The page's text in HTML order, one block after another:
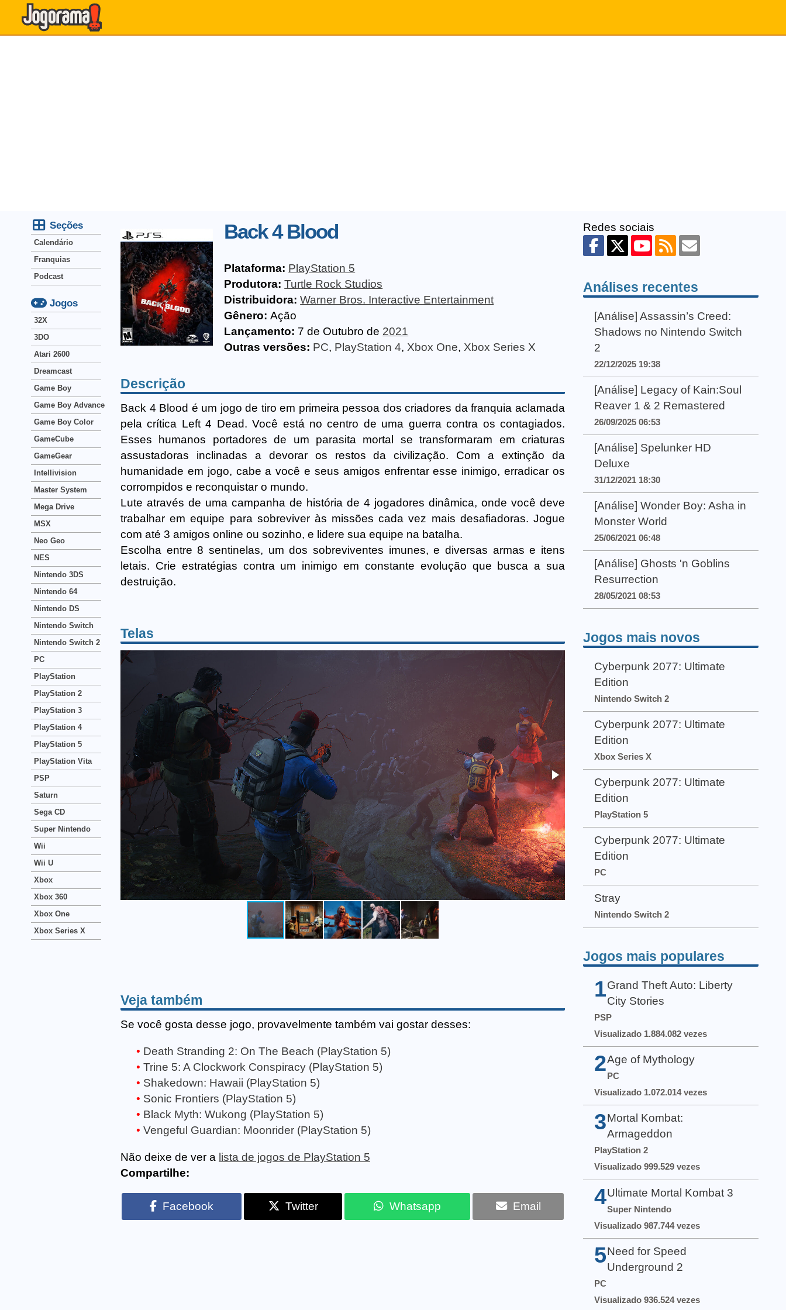
Back 4 Blood
Plataforma: PlayStation 5
Produtora: Turtle Rock Studios
Distribuidora: Warner Bros. Interactive Entertainment
Gênero: Ação
Lançamento: 7 de Outubro de 2021
Outras versões: PC, PlayStation 4, Xbox One, Xbox Series X
Descrição
Back 4 Blood é um jogo de tiro em primeira pessoa dos criadores da franquia aclamada
pela crítica Left 4 Dead. Você está no centro de uma guerra contra os contagiados.
Esses humanos portadores de um parasita mortal se transformaram em criaturas
assustadoras inclinadas a devorar os restos da civilização. Com a extinção da
humanidade em jogo, cabe a você e seus amigos enfrentar esse inimigo, erradicar os
corrompidos e reconquistar o mundo.
Lute através de uma campanha de história de 4 jogadores dinâmica, onde você deve
trabalhar em equipe para sobreviver às missões cada vez mais desafiadoras. Jogue
com até 3 amigos online ou sozinho, e lidere sua equipe na batalha.
Escolha entre 8 sentinelas, um dos sobreviventes imunes, e diversas armas e itens
letais. Crie estratégias contra um inimigo em constante evolução que busca a sua
destruição.
Telas
Veja também
Se você gosta desse jogo, provavelmente também vai gostar desses:
Death Stranding 2: On The Beach (PlayStation 5)
Trine 5: A Clockwork Conspiracy (PlayStation 5)
Shakedown: Hawaii (PlayStation 5)
Sonic Frontiers (PlayStation 5)
Black Myth: Wukong (PlayStation 5)
Vengeful Guardian: Moonrider (PlayStation 5)
Não deixe de ver a lista de jogos de PlayStation 5
Compartilhe:
Facebook Twitter Whatsapp Email
Seções
Calendário
Franquias
Podcast
Jogos
32X
3DO
Atari 2600
Dreamcast
Game Boy
Game Boy Advance
Game Boy Color
GameCube
GameGear
Intellivision
Master System
Mega Drive
MSX
Neo Geo
NES
Nintendo 3DS
Nintendo 64
Nintendo DS
Nintendo Switch
Nintendo Switch 2
PC
PlayStation
PlayStation 2
PlayStation 3
PlayStation 4
PlayStation 5
PlayStation Vita
PSP
Saturn
Sega CD
Super Nintendo
Wii
Wii U
Xbox
Xbox 360
Xbox One
Xbox Series X
Redes sociais
Análises recentes
[Análise] Assassin’s Creed:
Shadows no Nintendo Switch
2
22/12/2025 19:38
[Análise] Legacy of Kain:Soul
Reaver 1 & 2 Remastered
26/09/2025 06:53
[Análise] Spelunker HD
Deluxe
31/12/2021 18:30
[Análise] Wonder Boy: Asha in
Monster World
25/06/2021 06:48
[Análise] Ghosts 'n Goblins
Resurrection
28/05/2021 08:53
Jogos mais novos
Cyberpunk 2077: Ultimate
Edition
Nintendo Switch 2
Cyberpunk 2077: Ultimate
Edition
Xbox Series X
Cyberpunk 2077: Ultimate
Edition
PlayStation 5
Cyberpunk 2077: Ultimate
Edition
PC
Stray
Nintendo Switch 2
Jogos mais populares
1 Grand Theft Auto: Liberty
City Stories
PSP
Visualizado 1.884.082 vezes
2Age of Mythology
PC
Visualizado 1.072.014 vezes
3 Mortal Kombat:
Armageddon
PlayStation 2
Visualizado 999.529 vezes
4 Ultimate Mortal Kombat 3
Super Nintendo
Visualizado 987.744 vezes
5 Need for Speed
Underground 2
PC
Visualizado 936.524 vezes